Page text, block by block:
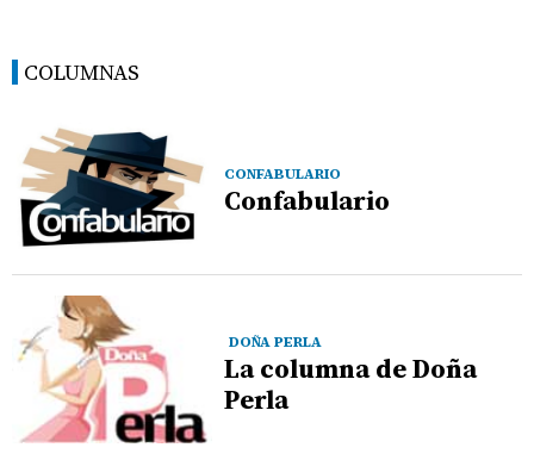
COLUMNAS
CONFABULARIO
Confabulario
DOÑA PERLA
La columna de Doña
Perla